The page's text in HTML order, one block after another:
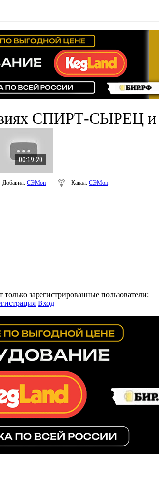
СПИРТ-СЫРЕЦ
00:19:20
Добавил: СЭМон Канал: СЭМон
зарегистрированные пользователи:
Вход